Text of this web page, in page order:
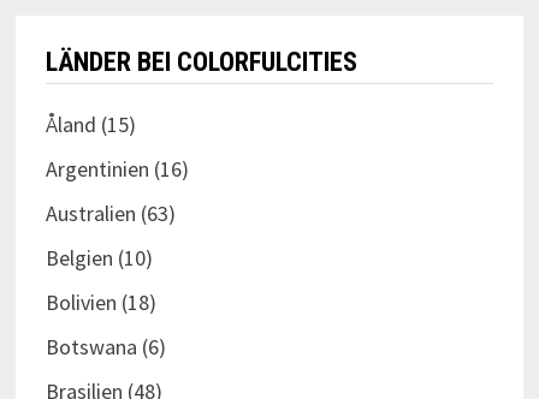
LÄNDER BEI COLORFULCITIES
Åland (15)
Argentinien (16)
Australien (63)
Belgien (10)
Bolivien (18)
Botswana (6)
Brasilien (48)